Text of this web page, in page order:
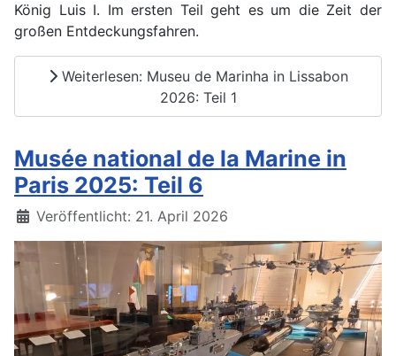
König Luis I. Im ersten Teil geht es um die Zeit der
großen Entdeckungsfahren.
Weiterlesen: Museu de Marinha in Lissabon
2026: Teil 1
Musée national de la Marine in
Paris 2025: Teil 6
Details
Veröffentlicht: 21. April 2026